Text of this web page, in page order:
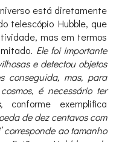
está diretamente
telescópio Hubble, que
mas em termos
Ele foi importante
e detectou objetos
conseguida, mas, para
é necessário ter
conforme exemplifica
de dez centavos com
corresponde ao tamanho